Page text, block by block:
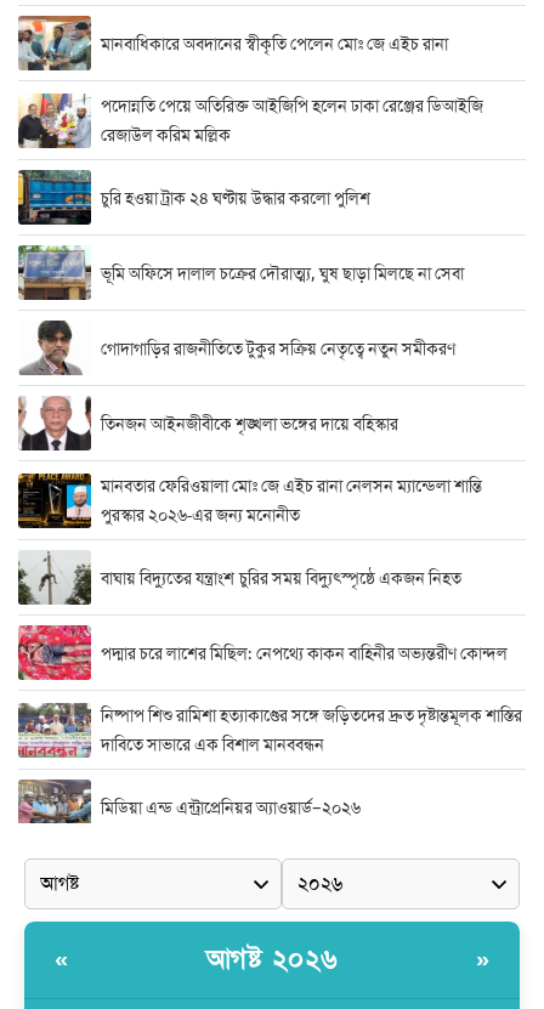
মানবাধিকারে অবদানের স্বীকৃতি পেলেন মোঃ জে এইচ রানা
পদোন্নতি পেয়ে অতিরিক্ত আইজিপি হলেন ঢাকা রেঞ্জের ডিআইজি
রেজাউল করিম মল্লিক
চুরি হওয়া ট্রাক ২৪ ঘণ্টায় উদ্ধার করলো পুলিশ
ভূমি অফিসে দালাল চক্রের দৌরাত্ম্য, ঘুষ ছাড়া মিলছে না সেবা
গোদাগাড়ির রাজনীতিতে টুকুর সক্রিয় নেতৃত্বে নতুন সমীকরণ
তিনজন আইনজীবীকে শৃঙ্খলা ভঙ্গের দায়ে বহিস্কার
মানবতার ফেরিওয়ালা মোঃ জে এইচ রানা নেলসন ম্যান্ডেলা শান্তি
পুরস্কার ২০২৬-এর জন্য মনোনীত
বাঘায় বিদ্যুতের যন্ত্রাংশ চুরির সময় বিদ্যুৎস্পৃষ্ঠে একজন নিহত
পদ্মার চরে লাশের মিছিল: নেপথ্যে কাকন বাহিনীর অভ্যন্তরীণ কোন্দল
নিষ্পাপ শিশু রামিশা হত্যাকাণ্ডের সঙ্গে জড়িতদের দ্রুত দৃষ্টান্তমূলক শাস্তির
দাবিতে সাভারে এক বিশাল মানববন্ধন
মিডিয়া এন্ড এন্ট্রাপ্রেনিয়র অ্যাওয়ার্ড–২০২৬
দুর্নীতি ও অনিয়মের অভিযোগে অভিযুক্ত সাব-রেজিস্ট্রার মো. জাকির
« আগষ্ট ২০২৬ »